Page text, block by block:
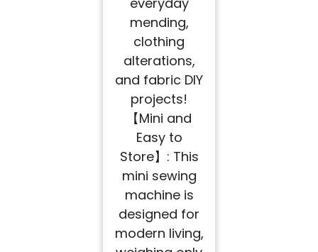
mending,
clothing
alterations,
and fabric DIY
projects!
【Mini and
Easy to
Store】: This
mini sewing
machine is
designed for
modern living,